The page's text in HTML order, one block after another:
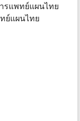
รแพทย์แผนไทย
ย์แผนไทย